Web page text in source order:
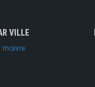
VILLE
moivre